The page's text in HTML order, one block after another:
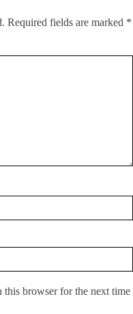
Required fields are marked *
this browser for the next time